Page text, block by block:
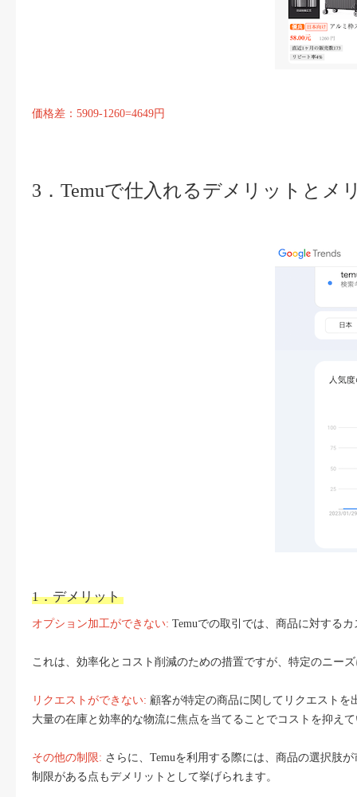
価格差：5909-1260=4649円
3．Temuで仕入れるデメリットとメ
1．デメリット
オプション加工ができない: Temuでの取引では、商品に対する
これは、効率化とコスト削減のための措置ですが、特定のニー
リクエストができない: 顧客が特定の商品に関してリクエストを
大量の在庫と効率的な物流に焦点を当てることでコストを抑え
その他の制限: さらに、Temuを利用する際には、商品の選択肢
制限がある点もデメリットとして挙げられます。